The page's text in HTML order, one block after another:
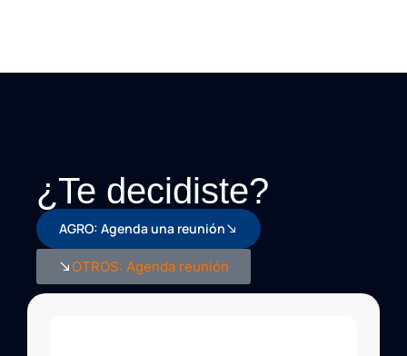
¿Te decidiste?
AGRO: Agenda una reunión
OTROS: Agenda reunión